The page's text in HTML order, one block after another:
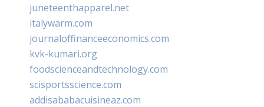
juneteenthapparel.net
italywarm.com
journaloffinanceeconomics.com
kvk-kumari.org
foodscienceandtechnology.com
scisportsscience.com
addisababacuisineaz.com